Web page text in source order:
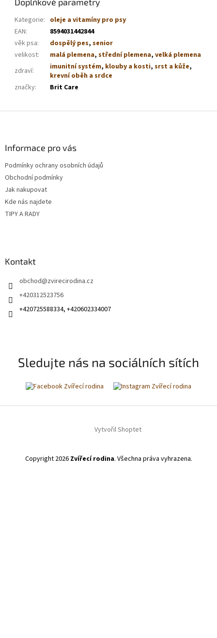
Kategorie: oleje a vitamíny pro psy
EAN:
8594031442844
věk psa: dospělý pes, senior
velikost: malá plemena, střední plemena, velká plemena
zdraví: imunitní systém, klouby a kosti, srst a kůže,
krevní oběh a srdce
značky: Brit Care
Informace pro vás
Podmínky ochrany osobních údajů
Obchodní podmínky
Jak nakupovat
Kde nás najdete
TIPY A RADY
Kontakt
obchod@zvirecirodina.cz
+420312523756
+420725588334, +420602334007
Sledujte nás na sociálních sítích
Vytvořil Shoptet
Copyright 2026 Zvířecí rodina. Všechna práva vyhrazena.